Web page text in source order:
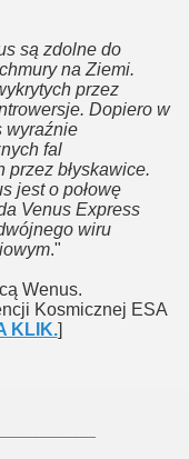
są zdolne do
na Ziemi.
przez
Dopiero w
wyraźnie
fal
błyskawice.
jest o połowę
Venus Express
wiru
."
Wenus.
Kosmicznej ESA
KLIK.]